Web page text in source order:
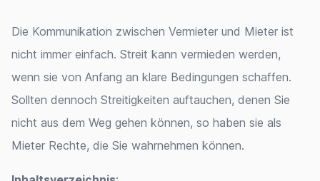
Die Kommunikation zwischen Vermieter und Mieter ist
nicht immer einfach. Streit kann vermieden werden,
wenn sie von Anfang an klare Bedingungen schaffen.
Sollten dennoch Streitigkeiten auftauchen, denen Sie
nicht aus dem Weg gehen können, so haben sie als
Mieter Rechte, die Sie wahrnehmen können.